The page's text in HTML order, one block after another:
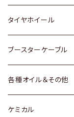
スバル
レクサス
三菱
スバル
ダイハツ
マツダ
三菱
スバル
ダイハツ
スバル
日産
ダイハツ
マツダ
日産
ダイハツ
マツダ
スバル
マツダ
タイヤホイール
トヨタ
ホンダ
スズキ
ブースターケーブル
各種オイル＆その他
ディーデル洗浄添加剤
ケミカル